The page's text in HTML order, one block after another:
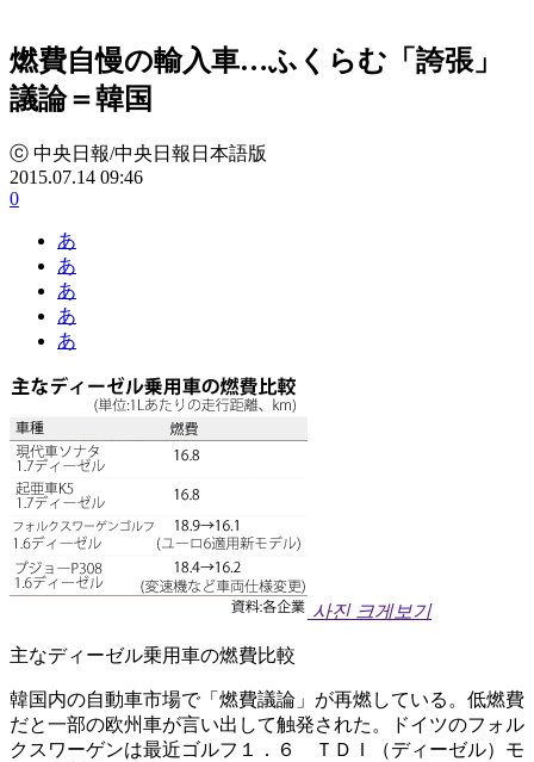
燃費自慢の輸入車…ふくらむ「誇張」
議論＝韓国
ⓒ 中央日報/中央日報日本語版
2015.07.14 09:46
0
あ
あ
あ
あ
あ
사진 크게보기
主なディーゼル乗用車の燃費比較
韓国内の自動車市場で「燃費議論」が再燃している。低燃費
だと一部の欧州車が言い出して触発された。ドイツのフォル
クスワーゲンは最近ゴルフ１．６ ＴＤＩ（ディーゼル）モ